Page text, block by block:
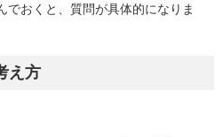
でおくと、質問が具体的になりま
え方